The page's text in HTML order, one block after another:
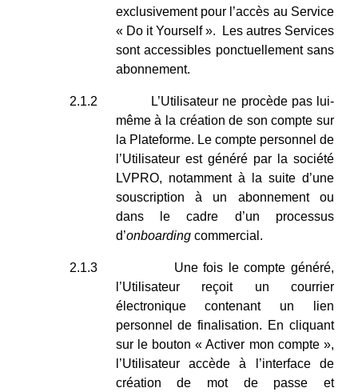
exclusivement pour l’accès au Service
« Do it Yourself ». Les autres Services
sont accessibles ponctuellement sans
abonnement.
2.1.2
L’Utilisateur ne procède pas lui-
même à la création de son compte sur
la Plateforme. Le compte personnel de
l’Utilisateur est généré par la société
LVPRO, notamment à la suite d’une
souscription à un abonnement ou
dans le cadre d’un processus
d’onboardingcommercial.
2.1.3
Une fois le compte généré,
l’Utilisateur reçoit un courrier
électronique contenant un lien
personnel de finalisation. En cliquant
sur le bouton « Activer mon compte »,
l’Utilisateur accède à l’interface de
création de mot de passe et